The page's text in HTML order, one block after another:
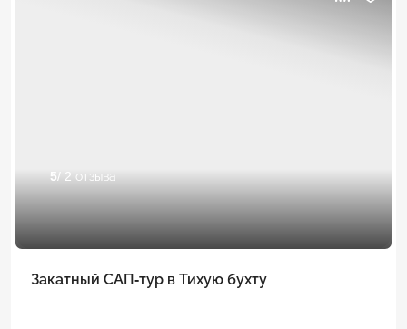
5/ 2 отзыва
Закатный САП-тур в Тихую бухту